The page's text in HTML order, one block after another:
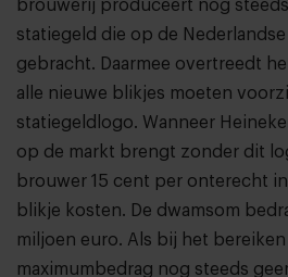
brouwerij produceert nog
statiegeld die op de
gebracht. Daarmee overtreedt
alle nieuwe blikjes moeten
statiegeldlogo. Wanneer
op de markt brengt zonder dit
brouwer 15 cent per onterecht
blikje kosten. De dwamsom
miljoen euro. Als bij het
maximumbedrag nog steeds